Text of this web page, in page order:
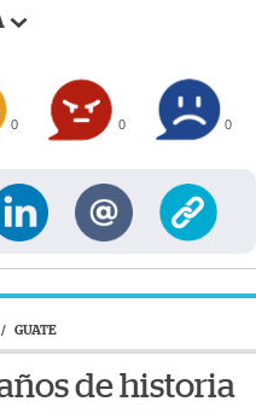
0 0 0
/ GUATE
de historia